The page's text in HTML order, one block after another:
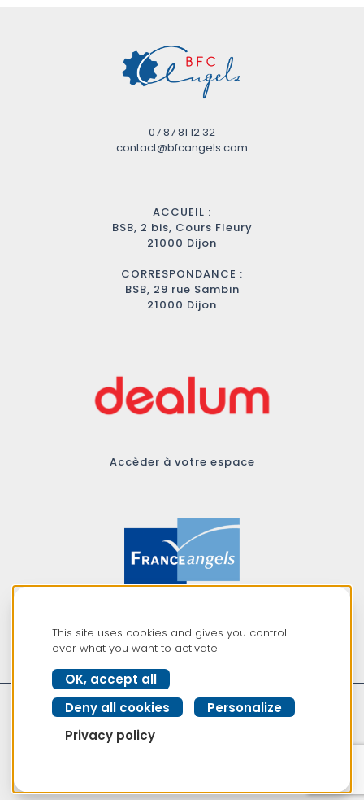
07 87 81 12 32
contact@bfcangels.com
ACCUEIL :
BSB, 2 bis, Cours Fleury
21000 Dijon
CORRESPONDANCE :
BSB, 29 rue Sambin
21000 Dijon
Accèder à votre espace
France Angels
This site uses cookies and gives you control
over what you want to activate
OK, accept all
Deny all cookies
Personalize
Privacy policy